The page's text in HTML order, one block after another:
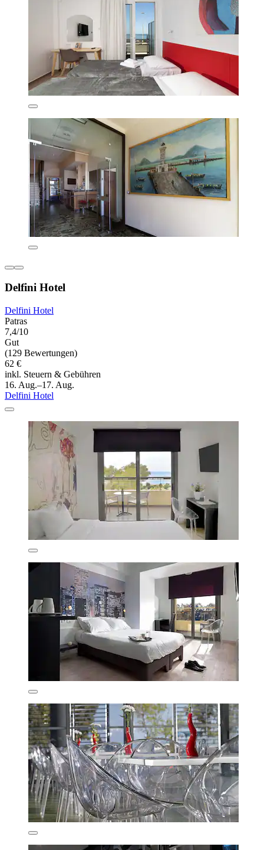
Delfini Hotel
Delfini Hotel
Patras
7,4/10
Gut
(129 Bewertungen)
62 €
inkl. Steuern & Gebühren
16. Aug.–17. Aug.
Delfini Hotel